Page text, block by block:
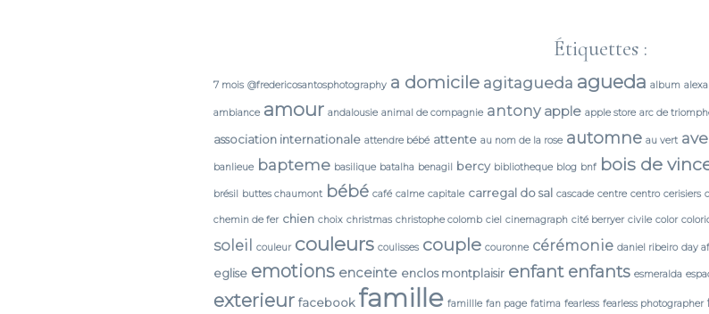
Étiquettes :
7 mois @fredericosantosphotography a domicile agitagueda agueda album
ambiance amour andalousie animal de compagnie antony apple apple store arc de
association internationale attendre bébé attente au nom de la rose automne au vert
banlieue bapteme basilique batalha benagil bercy bibliotheque blog bnf bois de
brésil buttes chaumont bébé café calme capitale carregal do sal cascade centre centro cerisiers
chemin de fer chien choix christmas christophe colomb ciel cinemagraph cité berryer civile color
soleil couleur couleurs coulisses couple couronne cérémonie daniel ribeiro day
eglise emotions enceinte enclos montplaisir enfant enfants esmeralda
exterieur facebook famille famillle fan page fatima fearless fearless photographer